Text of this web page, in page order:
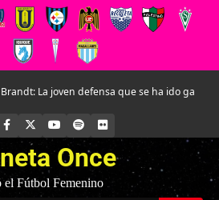
defensa que se ha ido ganando un lugar
FACEBOOK YOUTUBE
SPOTIFYFLICKR
Once
el Fútbol Femenino